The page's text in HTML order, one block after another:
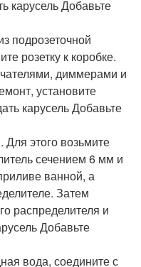
карусель Добавьте
подрозеточной
розетку к коробке.
диммерами и
установите
карусель Добавьте
этого возьмите
сечением 6 мм и
ванной, а
Затем
распределителя и
Добавьте
вода, соедините с